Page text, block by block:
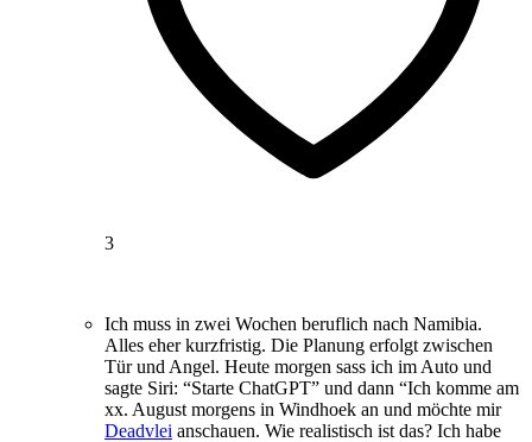
3
Ich muss in zwei Wochen beruflich nach Namibia.
Alles eher kurzfristig. Die Planung erfolgt zwischen
Tür und Angel. Heute morgen sass ich im Auto und
sagte Siri: “Starte ChatGPT” und dann “Ich komme am
xx. August morgens in Windhoek an und möchte mir
Deadvlei anschauen. Wie realistisch ist das? Ich habe